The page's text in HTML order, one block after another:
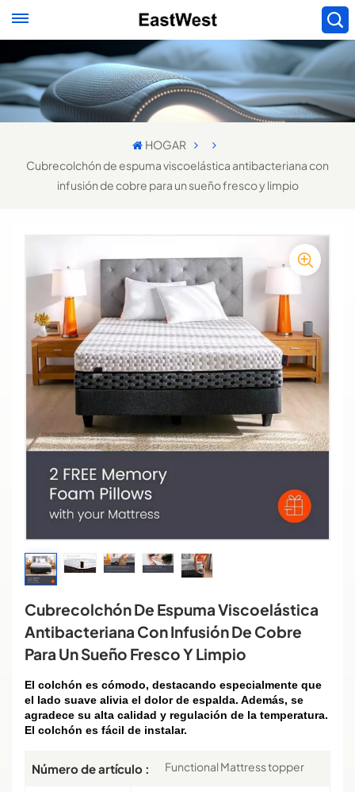
HOGAR
Cubrecolchón de espuma viscoelástica antibacteriana con
infusión de cobre para un sueño fresco y limpio
Cubrecolchón De Espuma Viscoelástica
Antibacteriana Con Infusión De Cobre
Para Un Sueño Fresco Y Limpio
El colchón es cómodo, destacando especialmente que
el lado suave alivia el dolor de espalda. Además, se
agradece su alta calidad y regulación de la temperatura.
El colchón es fácil de instalar.
Número de artículo : Functional Mattress topper